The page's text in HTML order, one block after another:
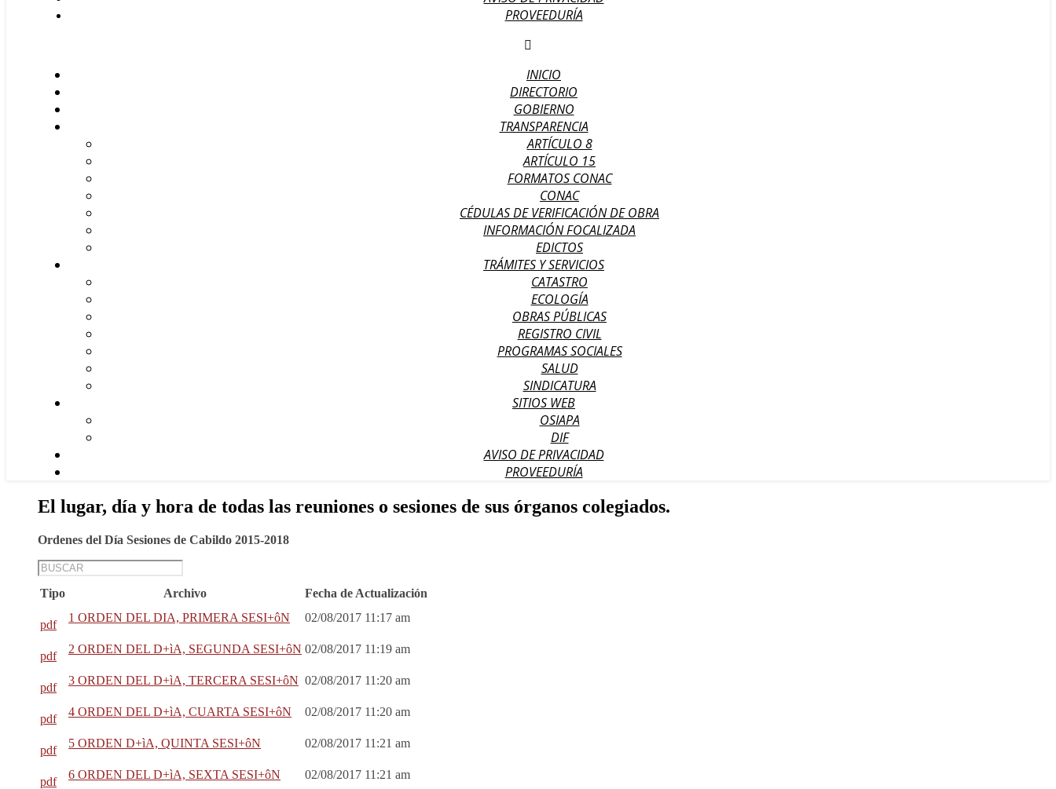
PROVEEDURÍA
INICIO
DIRECTORIO
GOBIERNO
TRANSPARENCIA
ARTÍCULO 8
ARTÍCULO 15
FORMATOS CONAC
CONAC
CÉDULAS DE VERIFICACIÓN DE OBRA
INFORMACIÓN FOCALIZADA
EDICTOS
TRÁMITES Y SERVICIOS
CATASTRO
ECOLOGÍA
OBRAS PÚBLICAS
REGISTRO CIVIL
PROGRAMAS SOCIALES
SALUD
SINDICATURA
SITIOS WEB
OSIAPA
DIF
AVISO DE PRIVACIDAD
PROVEEDURÍA
El lugar, día y hora de todas las reuniones o sesiones de sus órganos colegiados.
Ordenes del Día Sesiones de Cabildo 2015-2018
Tipo Archivo Fecha de Actualización
pdf
1 ORDEN DEL DIA, PRIMERA SESI+ôN 02/08/2017 11:17 am
pdf
2 ORDEN DEL D+ìA, SEGUNDA SESI+ôN 02/08/2017 11:19 am
pdf
3 ORDEN DEL D+ìA, TERCERA SESI+ôN 02/08/2017 11:20 am
pdf
4 ORDEN DEL D+ìA, CUARTA SESI+ôN 02/08/2017 11:20 am
pdf
5 ORDEN D+ìA, QUINTA SESI+ôN 02/08/2017 11:21 am
pdf
6 ORDEN DEL D+ìA, SEXTA SESI+ôN 02/08/2017 11:21 am